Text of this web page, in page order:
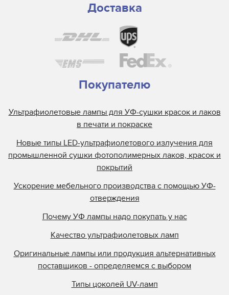
Доставка
Покупателю
Ультрафиолетовые лампы для УФ-сушки красок и лаков
в печати и покраске
Новые типы LED-ультрафиолетового излучения для
промышленной сушки фотополимерных лаков, красок и
покрытий
Ускорение мебельного производства с помощью УФ-
отверждения
Почему УФ лампы надо покупать у нас
Качество ультрафиолетовых ламп
Оригинальные лампы или продукция альтернативных
поставщиков - определяемся с выбором
Типы цоколей UV-ламп